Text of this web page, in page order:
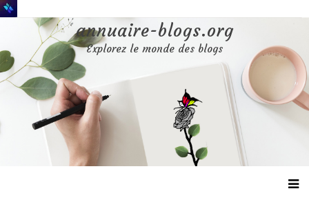
Aller
au
annuaire-blogs.org
Explorez le monde des blogs